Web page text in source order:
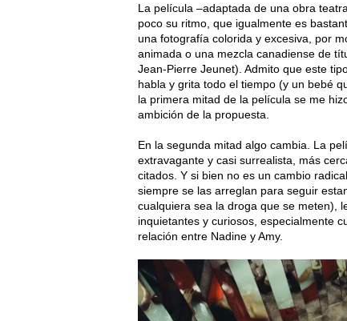
La película –adaptada de una obra
poco su ritmo, que igualmente es
una fotografía colorida y excesiva, por
animada o una mezcla canadiense de
Jean-Pierre Jeunet). Admito que este
habla y grita todo el tiempo (y un bebé
la primera mitad de la película se me
ambición de la propuesta.
En la segunda mitad algo cambia. La
extravagante y casi surrealista, más
citados. Y si bien no es un cambio
siempre se las arreglan para seguir
cualquiera sea la droga que se meten),
inquietantes y curiosos, especialmente
relación entre Nadine y Amy.